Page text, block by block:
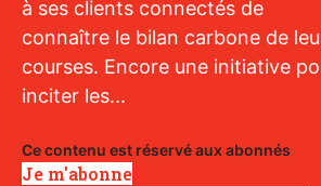
à ses clients connectés de
connaître le bilan carbone de
courses. Encore une initiative
inciter les...
Ce contenu est réservé aux abonnés
Je m'abonne